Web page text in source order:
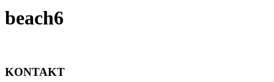
beach6
KONTAKT